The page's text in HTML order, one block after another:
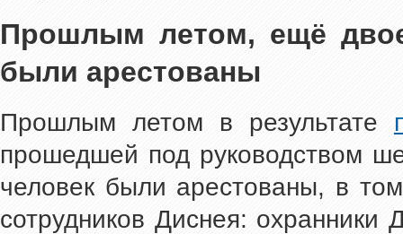
Прошлым летом, ещё
были арестованы
Прошлым летом в результате
прошедшей под руководством
человек были арестованы, в
сотрудников Диснея: